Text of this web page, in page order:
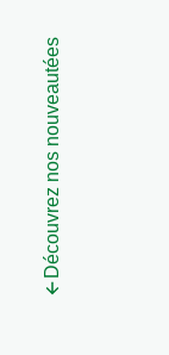
Découvrez nos nouveautées